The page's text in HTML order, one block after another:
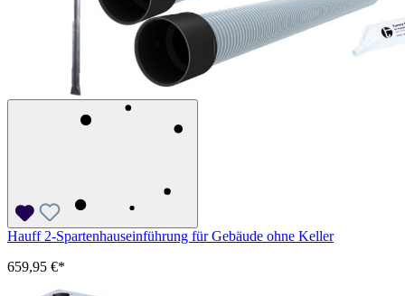
Hauff 2-Spartenhauseinführung für Gebäude ohne Keller
659,95 €*